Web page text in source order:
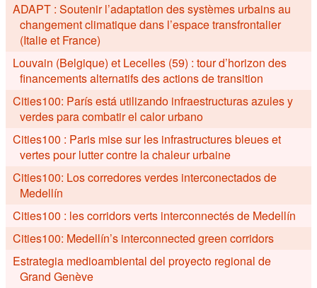
ADAPT : Soutenir l’adaptation des systèmes urbains au
changement climatique dans l’espace transfrontalier
(Italie et France)
Louvain (Belgique) et Lecelles (59) : tour d’horizon des
financements alternatifs des actions de transition
Cities100: París está utilizando infraestructuras azules y
verdes para combatir el calor urbano
Cities100 : Paris mise sur les infrastructures bleues et
vertes pour lutter contre la chaleur urbaine
Cities100: Los corredores verdes interconectados de
Medellín
Cities100 : les corridors verts interconnectés de Medellín
Cities100: Medellín’s interconnected green corridors
Estrategia medioambiental del proyecto regional de
Grand Genève